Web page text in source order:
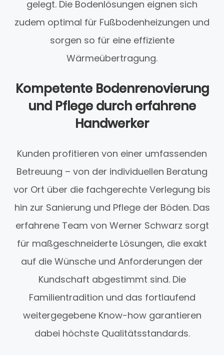
gelegt. Die Bodenlösungen eignen sich
zudem optimal für Fußbodenheizungen und
sorgen so für eine effiziente
Wärmeübertragung.
Kompetente Bodenrenovierung
und Pflege durch erfahrene
Handwerker
Kunden profitieren von einer umfassenden
Betreuung – von der individuellen Beratung
vor Ort über die fachgerechte Verlegung bis
hin zur Sanierung und Pflege der Böden. Das
erfahrene Team von Werner Schwarz sorgt
für maßgeschneiderte Lösungen, die exakt
auf die Wünsche und Anforderungen der
Kundschaft abgestimmt sind. Die
Familientradition und das fortlaufend
weitergegebene Know-how garantieren
dabei höchste Qualitätsstandards.